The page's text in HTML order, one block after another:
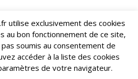
e-mail : lagleize2024@gmail.com
© 2024. Tous droits réservés.
utilise exclusivement des cookies
au bon fonctionnement de ce site,
soumis au consentement de
accéder à la liste des cookies
de votre navigateur.